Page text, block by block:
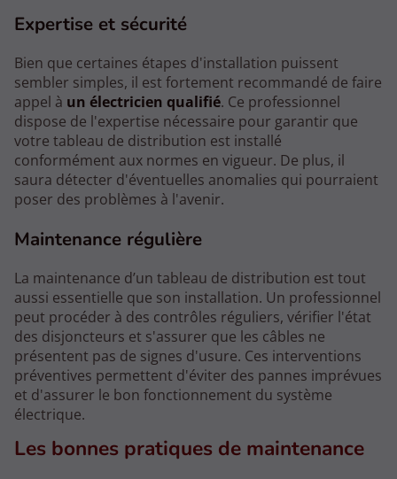
Expertise et sécurité
Bien que certaines étapes d'installation puissent
sembler simples, il est fortement recommandé de faire
appel à un électricien qualifié. Ce professionnel
dispose de l'expertise nécessaire pour garantir que
votre tableau de distribution est installé
conformément aux normes en vigueur. De plus, il
saura détecter d'éventuelles anomalies qui pourraient
poser des problèmes à l'avenir.
Maintenance régulière
La maintenance d’un tableau de distribution est tout
aussi essentielle que son installation. Un professionnel
peut procéder à des contrôles réguliers, vérifier l'état
des disjoncteurs et s'assurer que les câbles ne
présentent pas de signes d'usure. Ces interventions
préventives permettent d'éviter des pannes imprévues
et d'assurer le bon fonctionnement du système
électrique.
Les bonnes pratiques de maintenance